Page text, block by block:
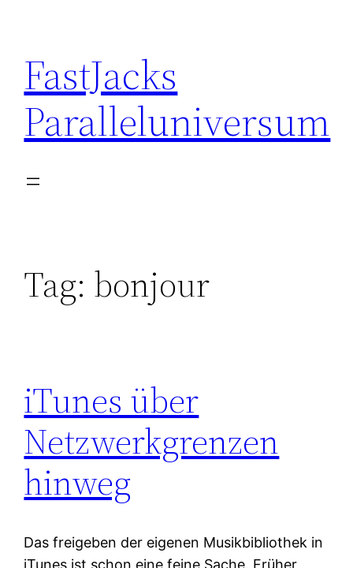
content
FastJacks
Paralleluniversum
Tag: bonjour
iTunes über
Netzwerkgrenzen
hinweg
Das freigeben der eigenen Musikbibliothek in
iTunes ist schon eine feine Sache. Früher